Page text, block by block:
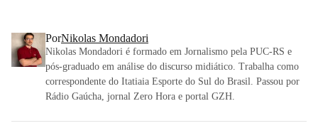
PorNikolas Mondadori
Nikolas Mondadori é formado em Jornalismo pela PUC-RS e
pós-graduado em análise do discurso midiático. Trabalha como
correspondente do Itatiaia Esporte do Sul do Brasil. Passou por
Rádio Gaúcha, jornal Zero Hora e portal GZH.